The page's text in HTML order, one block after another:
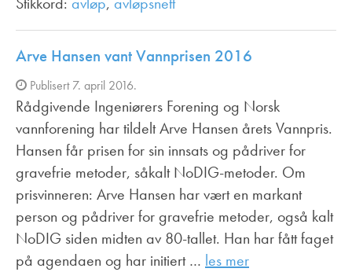
Arve Hansen vant Vannprisen 2016
Publisert 7. april 2016.
Rådgivende Ingeniørers Forening og Norsk
vannforening har tildelt Arve Hansen årets Vannpris.
Hansen får prisen for sin innsats og pådriver for
gravefrie metoder, såkalt NoDIG-metoder. Om
prisvinneren: Arve Hansen har vært en markant
person og pådriver for gravefrie metoder, også kalt
NoDIG siden midten av 80-tallet. Han har fått faget
på agendaen og har initiert … les mer